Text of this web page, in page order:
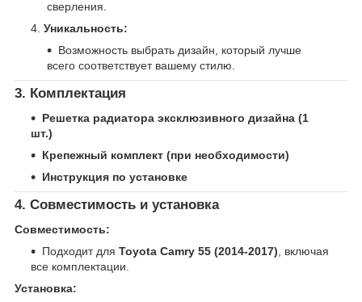
сверления.
Уникальность:
Возможность выбрать дизайн, который лучше
всего соответствует вашему стилю.
3. Комплектация
Решетка радиатора эксклюзивного дизайна (1
шт.)
Крепежный комплект (при необходимости)
Инструкция по установке
4. Совместимость и установка
Совместимость:
Подходит для Toyota Camry 55 (2014-2017) , включая
все комплектации.
Установка: